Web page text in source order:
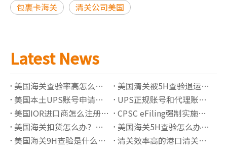
包裹卡海关
清关公司美国
Latest News
美国海关查验率高怎么办？降低查验风险的6个方法
美国清关被5H查验退运怎么办？完整处理流程解析
美国本土UPS账号申请指南：独立备案账号有哪些优势？
UPS正规账号和代理账号有什么区别？如何选择更稳定的UPS账号服务
美国IOR进口商怎么注册？2026最新要求解析
CPSC eFiling强制实施后如何完成电子申报？
美国海关扣货怎么办？常见原因与处理流程详解
美国海关5H查验怎么办？流程、原因与快速放行指南
美国海关9H查验是什么意思？锁货后如何快速处理
清关效率高的港口清关公司有哪些推荐？